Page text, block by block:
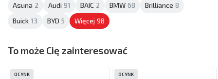
Asuna 2 Audi 91 BAIC 2 BMW 68 Brilliance 8
Buick 13 BYD 5 Więcej 98
To może Cię zainteresować
OCYNK OCYNK